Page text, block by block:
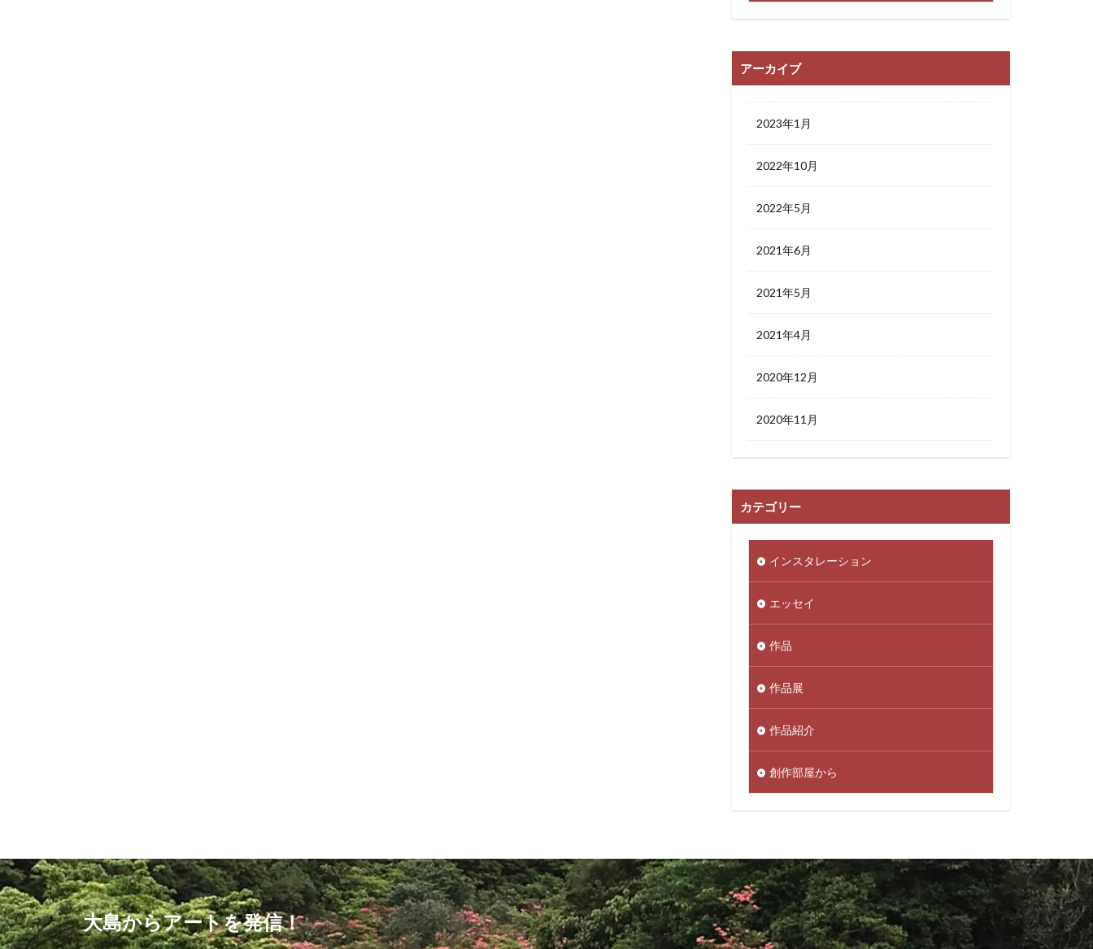
アーカイブ
2023年1月
2022年10月
2022年5月
2021年6月
2021年5月
2021年4月
2020年12月
2020年11月
カテゴリー
インスタレーション
エッセイ
作品
作品展
作品紹介
創作部屋から
大島からアートを発信！